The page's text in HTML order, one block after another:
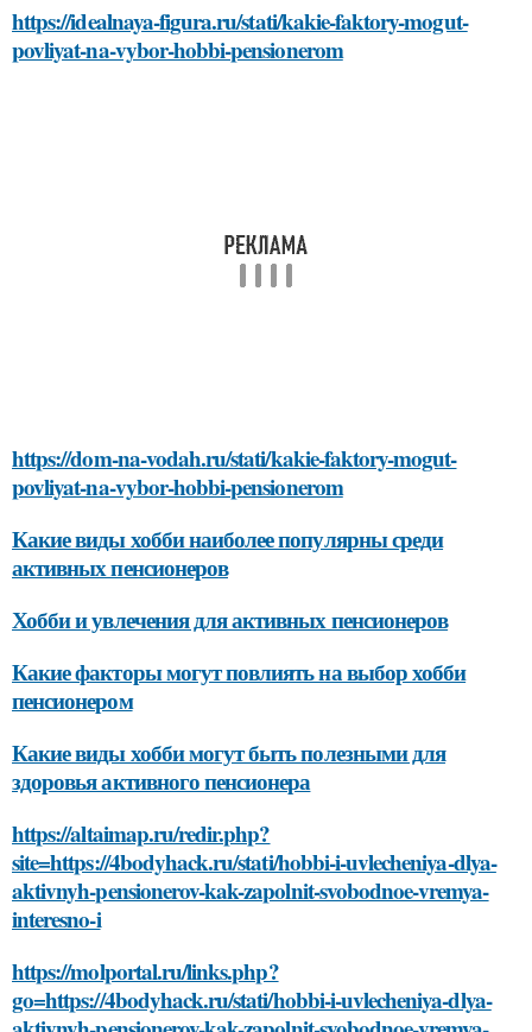
https://idealnaya-figura.ru/stati/kakie-faktory-mogut-
povliyat-na-vybor-hobbi-pensionerom
https://dom-na-vodah.ru/stati/kakie-faktory-mogut-
povliyat-na-vybor-hobbi-pensionerom
Какие виды хобби наиболее популярны среди
активных пенсионеров
Хобби и увлечения для активных пенсионеров
Какие факторы могут повлиять на выбор хобби
пенсионером
Какие виды хобби могут быть полезными для
здоровья активного пенсионера
https://altaimap.ru/redir.php?
site=https://4bodyhack.ru/stati/hobbi-i-uvlecheniya-dlya-
aktivnyh-pensionerov-kak-zapolnit-svobodnoe-vremya-
interesno-i
https://molportal.ru/links.php?
go=https://4bodyhack.ru/stati/hobbi-i-uvlecheniya-dlya-